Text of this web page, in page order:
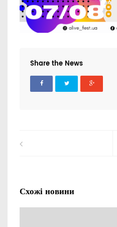
Share the News
Схожі новини